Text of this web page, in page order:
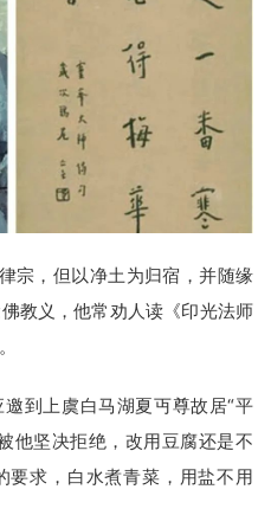
宗，但以净土为归宿，并随缘
教义，他常劝人读《印光法师
到上虞白马湖夏丏尊故居“平
他坚决拒绝，改用豆腐还是不
要求，白水煮青菜，用盐不用